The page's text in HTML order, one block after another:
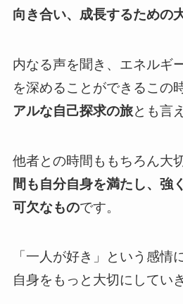
向き合い、成長するための
内なる声を聞き、エネルギ
を深めることができるこの
アルな自己探求の旅とも言
他者との時間ももちろん大
間も自分自身を満たし、強
可欠なものです。
「一人が好き」という感情
自身をもっと大切にしてい